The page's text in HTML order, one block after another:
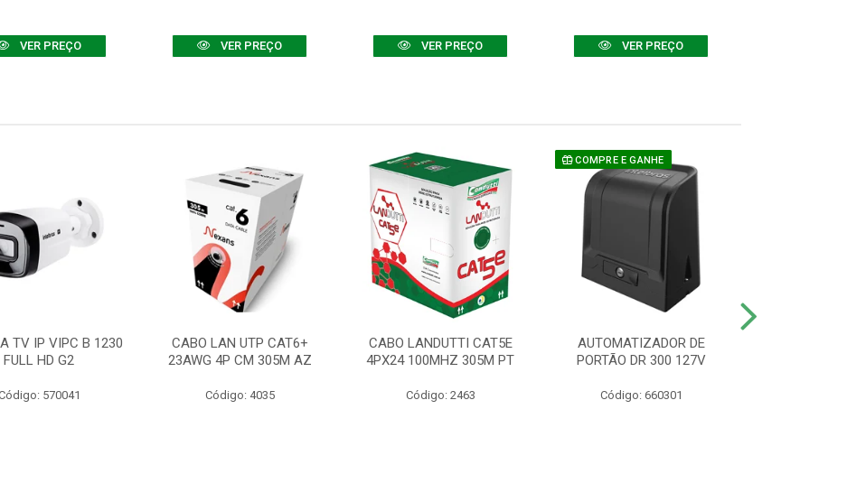
VER PREÇO VER PREÇO VER PREÇO VER PREÇO
TV IP VIPC B 1230
FULL HD G2
570041
CABO LAN UTP CAT6+
23AWG 4P CM 305M AZ
Código: 4035
CABO LANDUTTI CAT5E
4PX24 100MHZ 305M PT
Código: 2463
COMPRE E GANHE
AUTOMATIZADOR DE
PORTÃO DR 300 127V
Código: 660301